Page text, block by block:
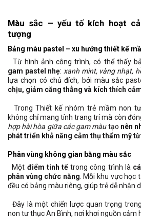
Màu sắc – yếu tố kích hoạt
tượng
Bảng màu pastel – xu hướng thiết kế
Từ hình ảnh công trình, có thể thấy
gam pastel nhẹ: xanh mint, vàng nhạt,
lựa chọn có chủ đích, bởi màu sắc
chịu, giảm căng thẳng và kích thích
Trong Thiết kế nhóm trẻ mầm non
không chỉ mang tính trang trí mà còn
hợp hài hòa giữa các gam màutạo nên
phát triển khả năng cảm thụ thẩm mỹ
Phân vùng không gian bằng màu sắc
Một điểm tinh tế trong công trình là
phân vùng chức năng. Mỗi khu vực học
đều có bảng màu riêng, giúp trẻ dễ nhận
Đây là một chiến lược quan trọng
non tư thục An Bình, nơi khơi nguồn cảm